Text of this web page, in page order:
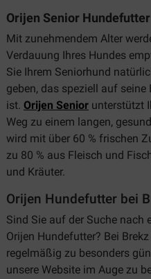
Orijen Senior Hundefutter
Mit zunehmendem Alter
Verdauung Ihres Hundes
Sie Ihrem Seniorhund
geben, das speziell auf
ist. Orijen Senior unterstützt
Weg zu einem langen,
wird mit über 60 % frischen
zu 80 % aus Fleisch und
und Kräuter.
Orijen Hundefutter bei
Sind Sie auf der Suche
Orijen Hundefutter? Bei
regelmäßig zu besonders
unsere Website im Auge zu